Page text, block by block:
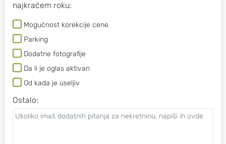
najkraćem roku:
Mogućnost korekcije cene
Parking
Dodatne fotografije
Da li je oglas aktivan
Od kada je useljiv
Ostalo: